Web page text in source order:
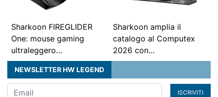
Sharkoon FIREGLIDER
One: mouse gaming
ultraleggero…
Sharkoon amplia il
catalogo al Computex
2026 con…
NEWSLETTER HW LEGEND
ISCRIVITI